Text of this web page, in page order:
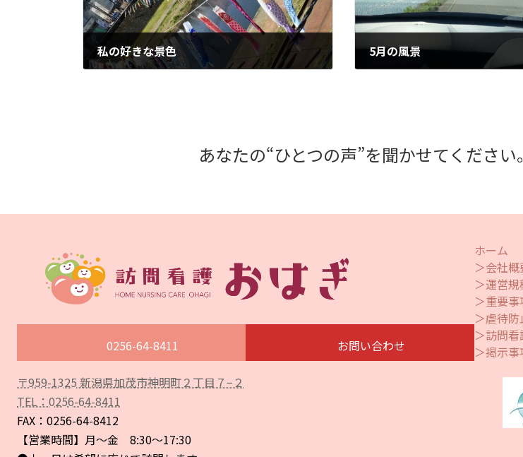
私の好きな景色 5月の風景
あなたの“ひとつの声”を聞かせてください
0256-64-8411 お問い合わせ
〒959-1325 新潟県加茂市神明町２丁目７−２
TEL：0256-64-8411
FAX：0256-64-8412
【営業時間】月〜金 8:30〜17:30
ホーム
＞会社概
＞運営規
＞重要事
＞虐待
＞訪問
＞掲示